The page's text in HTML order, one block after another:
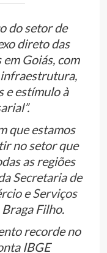
do setor de
direto das
Goiás, com
e estímulo à
que estamos
no setor que
as regiões
Secretaria de
e Serviços
Braga Filho.